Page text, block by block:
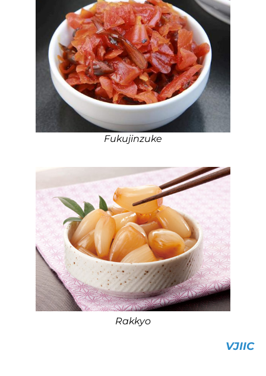
Fukujinzuke
Rakkyo
VJIIC